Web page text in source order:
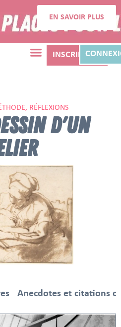
EN SAVOIR PLUS
INSCRIPTION
RÉFLEXIONS
D'UN
Anecdotes et citations